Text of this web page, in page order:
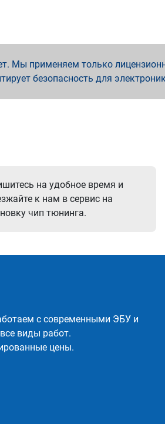
Мы применяем только
безопасность для
на удобное время и
к нам в сервис на
чип тюнинга.
с современными ЭБУ и
виды работ.
цены.